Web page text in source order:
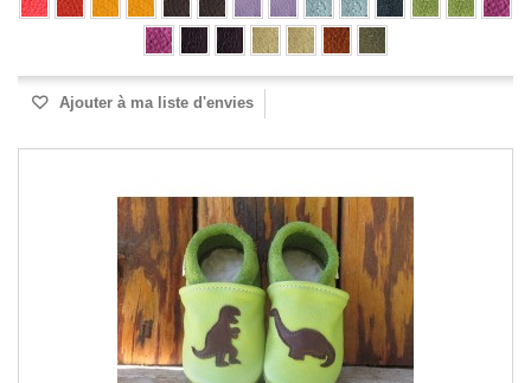
Ajouter à ma liste d'envies